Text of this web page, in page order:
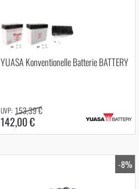
YUASA Konventionelle Batterie BATTERY
142,00 €
153,39 €
-8%